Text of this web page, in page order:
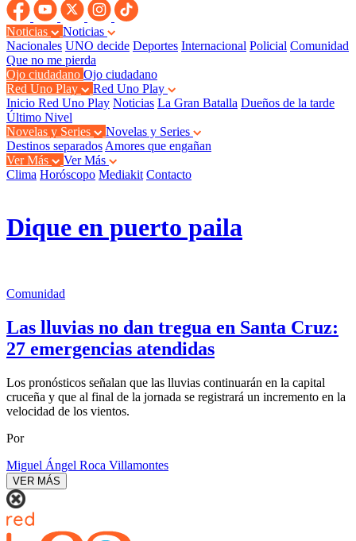
Noticias
Noticias
Nacionales UNO decide Deportes Internacional Policial Comunidad
Que no me pierda
Ojo ciudadano Ojo ciudadano
Red Uno Play
Red Uno Play
Inicio Red Uno Play Noticias La Gran Batalla Dueños de la tarde
Último Nivel
Novelas y Series
Novelas y Series
Destinos separados Amores que engañan
Ver Más
Ver Más
Clima Horóscopo Mediakit Contacto
Dique en puerto paila
Comunidad
Las lluvias no dan tregua en Santa Cruz:
27 emergencias atendidas
Los pronósticos señalan que las lluvias continuarán en la capital
cruceña y que al final de la jornada se registrará un incremento en la
velocidad de los vientos.
Por
Miguel Ángel Roca Villamontes
VER MÁS